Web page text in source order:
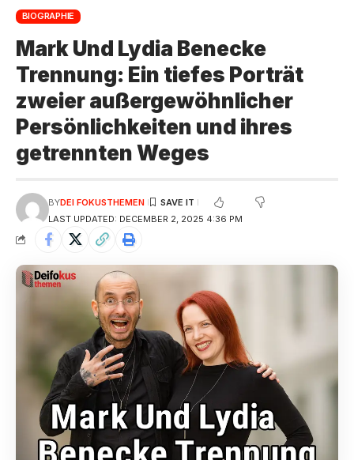
BIOGRAPHIE
Mark Und Lydia Benecke
Trennung: Ein tiefes Porträt
zweier außergewöhnlicher
Persönlichkeiten und ihres
getrennten Weges
LAST UPDATED: DECEMBER 2, 2025 4:36 PM
BYDEI FOKUSTHEMEN